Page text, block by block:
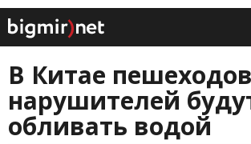
В Китае
нарушителей
обливать водой